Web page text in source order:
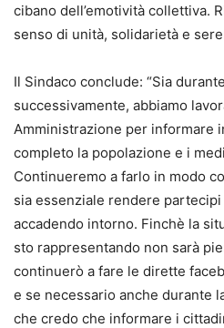
cibano dell’emotività collettiva.
senso di unità, solidarietà e
Il Sindaco conclude: “Sia
successivamente, abbiamo
Amministrazione per informare
completo la popolazione e i
Continueremo a farlo in modo
sia essenziale rendere
accadendo intorno. Finchè la
sto rappresentando non sarà
continuerò a fare le dirette
e se necessario anche durante
che credo che informare i